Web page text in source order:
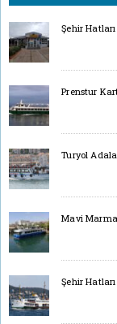
Şehir
Prenstur
Turyol
Mavi
Şehir